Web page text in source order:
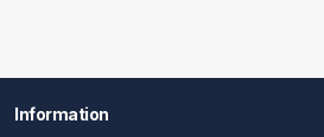
Information